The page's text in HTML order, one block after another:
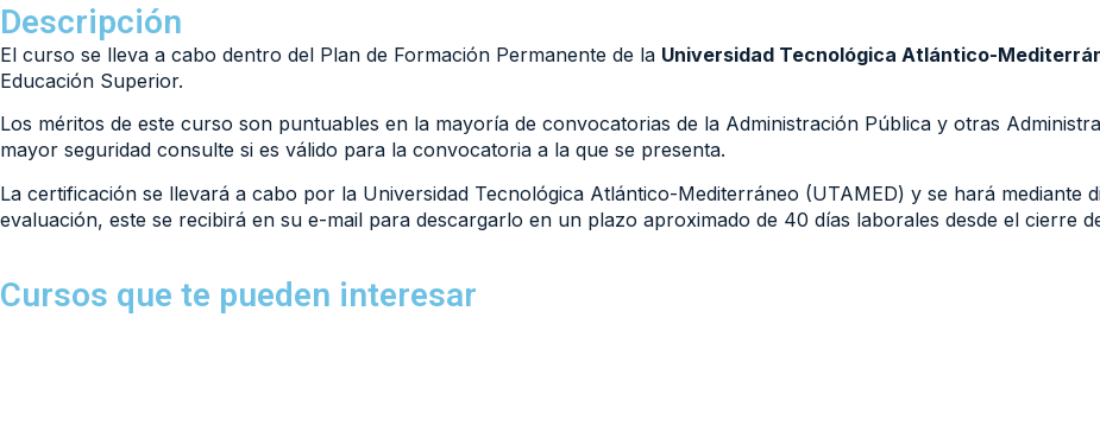
Descripción
El curso se lleva a cabo dentro del Plan de Formación Permanente de la Universidad Tecnológica Atlántico-
Educación Superior.
Los méritos de este curso son puntuables en la mayoría de convocatorias de la Administración Pública y otras
mayor seguridad consulte si es válido para la convocatoria a la que se presenta.
La certificación se llevará a cabo por la Universidad Tecnológica Atlántico-Mediterráneo (UTAMED) y se hará mediante
evaluación, este se recibirá en su e-mail para descargarlo en un plazo aproximado de 40 días laborales desde el cierre
Cursos que te pueden interesar